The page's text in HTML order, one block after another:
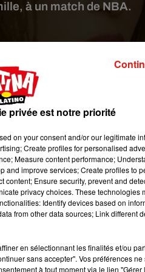
à un match de NBA.
jours, la bomba latina et
deux enfants, Sacha et Milan.
c’est à l’occasion des fêtes
où pour célébrer le
de NBA au célèbre
et son footballeur de mari
» entre les Knicks et les Sixers
(98
ravis de passer un moment
plusieurs médias
le départ de Shakira, avec
discothèque de Barcelone.
privée est notre priorité
on your consent and/or our legitimate
Create profiles for personalised
Measure content performance;
and improve services; Create profiles to
Ensure security, prevent and
privacy choices. These technologies
Identify devices based on
from other data sources; Link different
en sélectionnant les finalités et/ou
sans accepter". Vos préférences
à tout moment via le lien